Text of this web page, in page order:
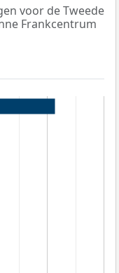
voor de Tweede
Frankcentrum